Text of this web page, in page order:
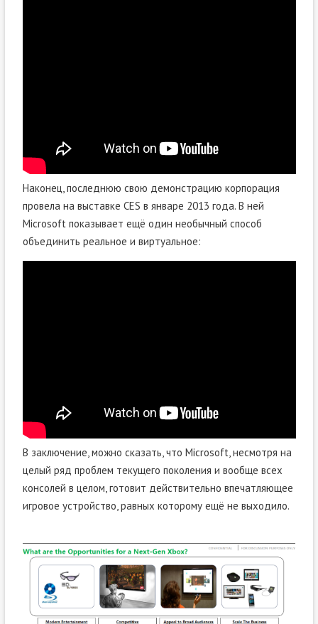
Наконец, последнюю свою демонстрацию корпорация
провела на выставке CES в январе 2013 года. В ней
Microsoft показывает ещё один необычный способ
объединить реальное и виртуальное:
В заключение, можно сказать, что Microsoft, несмотря на
целый ряд проблем текущего поколения и вообще всех
консолей в целом, готовит действительно впечатляющее
игровое устройство, равных которому ещё не выходило.